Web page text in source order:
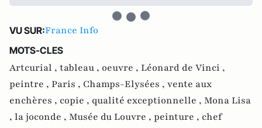
VU SUR:France Info
MOTS-CLES
Artcurial , tableau , oeuvre , Léonard de Vinci ,
peintre , Paris , Champs-Elysées , vente aux
enchères , copie , qualité exceptionnelle , Mona Lisa
, la joconde , Musée du Louvre , peinture , chef